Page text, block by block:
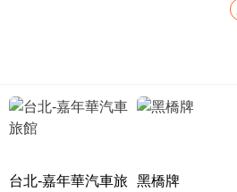
台北-嘉年華汽車旅
黑橋牌